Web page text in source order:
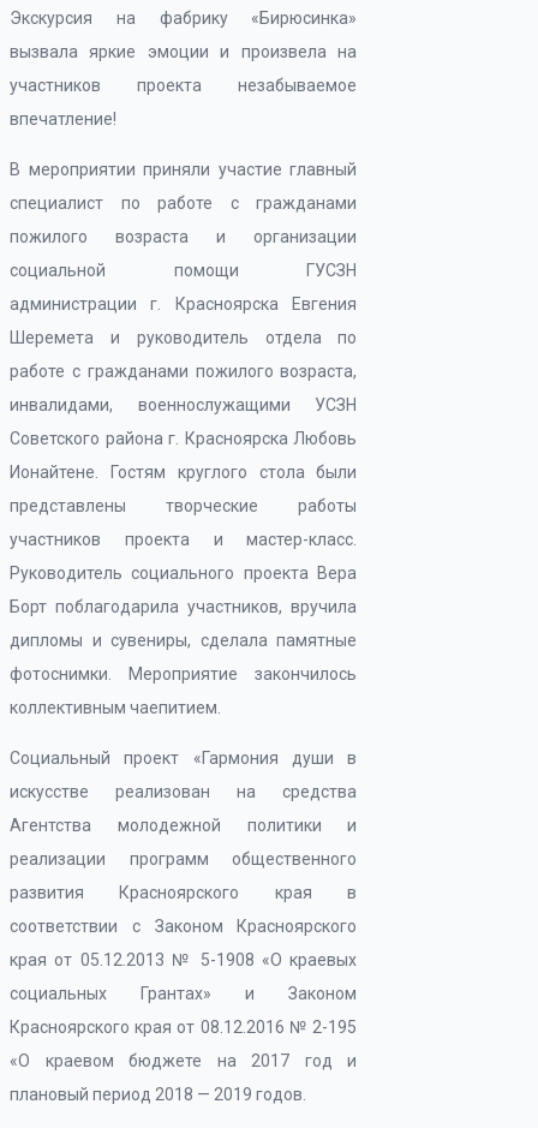
Экскурсия на фабрику «Бирюсинка»
вызвала яркие эмоции и произвела на
участников проекта незабываемое
впечатление!
В мероприятии приняли участие главный
специалист по работе с гражданами
пожилого возраста и организации
социальной помощи ГУСЗН
администрации г. Красноярска Евгения
Шеремета и руководитель отдела по
работе с гражданами пожилого возраста,
инвалидами, военнослужащими УСЗН
Советского района г. Красноярска Любовь
Ионайтене. Гостям круглого стола были
представлены творческие работы
участников проекта и мастер-класс.
Руководитель социального проекта Вера
Борт поблагодарила участников, вручила
дипломы и сувениры, сделала памятные
фотоснимки. Мероприятие закончилось
коллективным чаепитием.
Социальный проект «Гармония души в
искусстве реализован на средства
Агентства молодежной политики и
реализации программ общественного
развития Красноярского края в
соответствии с Законом Красноярского
края от 05.12.2013 № 5-1908 «О краевых
социальных Грантах» и Законом
Красноярского края от 08.12.2016 № 2-195
«О краевом бюджете на 2017 год и
плановый период 2018 — 2019 годов.